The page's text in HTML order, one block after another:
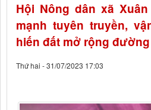
Hội Nông dân xã
mạnh tuyên truyền,
hiến đất mở rộng
Thứ hai - 31/07/2023 17:03